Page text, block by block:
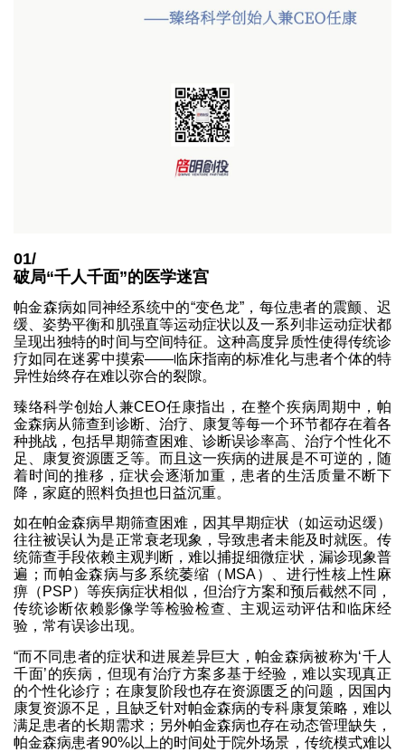
01/
破局“千人千面”的医学迷宫
帕金森病如同神经系统中的“变色龙”，每位患者的震颤、迟
缓、姿势平衡和肌强直等运动症状以及一系列非运动症状都
呈现出独特的时间与空间特征。这种高度异质性使得传统诊
疗如同在迷雾中摸索——临床指南的标准化与患者个体的特
异性始终存在难以弥合的裂隙。
臻络科学创始人兼CEO任康指出，在整个疾病周期中，帕
金森病从筛查到诊断、治疗、康复等每一个环节都存在着各
种挑战，包括早期筛查困难、诊断误诊率高、治疗个性化不
足、康复资源匮乏等。而且这一疾病的进展是不可逆的，随
着时间的推移，症状会逐渐加重，患者的生活质量不断下
降，家庭的照料负担也日益沉重。
如在帕金森病早期筛查困难，因其早期症状（如运动迟缓）
往往被误认为是正常衰老现象，导致患者未能及时就医。传
统筛查手段依赖主观判断，难以捕捉细微症状，漏诊现象普
遍；而帕金森病与多系统萎缩（MSA）、进行性核上性麻
痹（PSP）等疾病症状相似，但治疗方案和预后截然不同，
传统诊断依赖影像学等检验检查、主观运动评估和临床经
验，常有误诊出现。
“而不同患者的症状和进展差异巨大，帕金森病被称为‘千人
千面’的疾病，但现有治疗方案多基于经验，难以实现真正
的个性化诊疗；在康复阶段也存在资源匮乏的问题，因国内
康复资源不足，且缺乏针对帕金森病的专科康复策略，难以
满足患者的长期需求；另外帕金森病也存在动态管理缺失，
帕金森病患者90%以上的时间处于院外场景，传统模式难以